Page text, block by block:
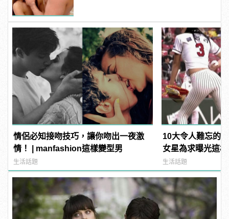
情侶必知接吻技巧，讓你吻出一夜激
情！ | manfashion這樣變型男
生活話題
10大令人難忘的
女星為求曝光這
生活話題